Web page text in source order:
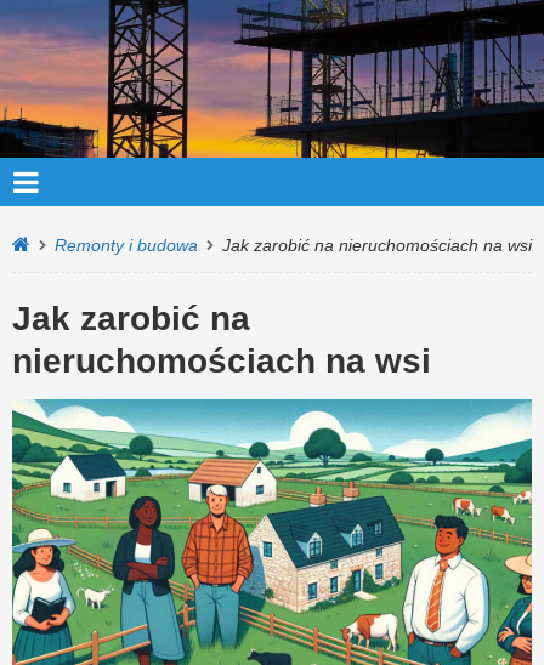
Remonty i budowa Jak zarobić na nieruchomościach na wsi
Jak zarobić na
nieruchomościach na wsi